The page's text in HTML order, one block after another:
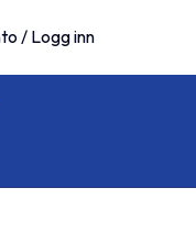
/ Logg inn